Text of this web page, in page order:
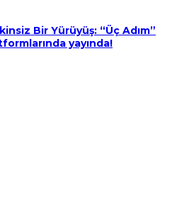
Bir Yürüyüş: “Üç Adım”
yayında!